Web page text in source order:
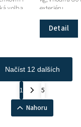
volba
Detail
exteriéru.
Načíst 12 dalších
1
5
Nahoru